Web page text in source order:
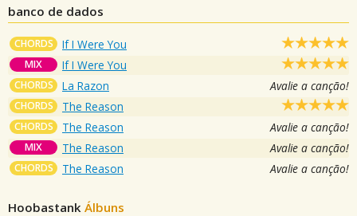
banco de dados
CHORDS If I Were You
MIX If I Were You
CHORDS La Razon Avalie a canção!
CHORDS The Reason
CHORDS The Reason Avalie a canção!
MIX The Reason Avalie a canção!
CHORDS The Reason Avalie a canção!
Hoobastank Álbuns